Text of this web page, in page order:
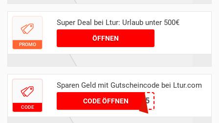
PROMO
Super Deal bei Ltur: Urlaub unter 500€
ÖFFNEN
CODE
Sparen Geld mit Gutscheincode bei Ltur.com
CODE ÖFFNEN4D108605